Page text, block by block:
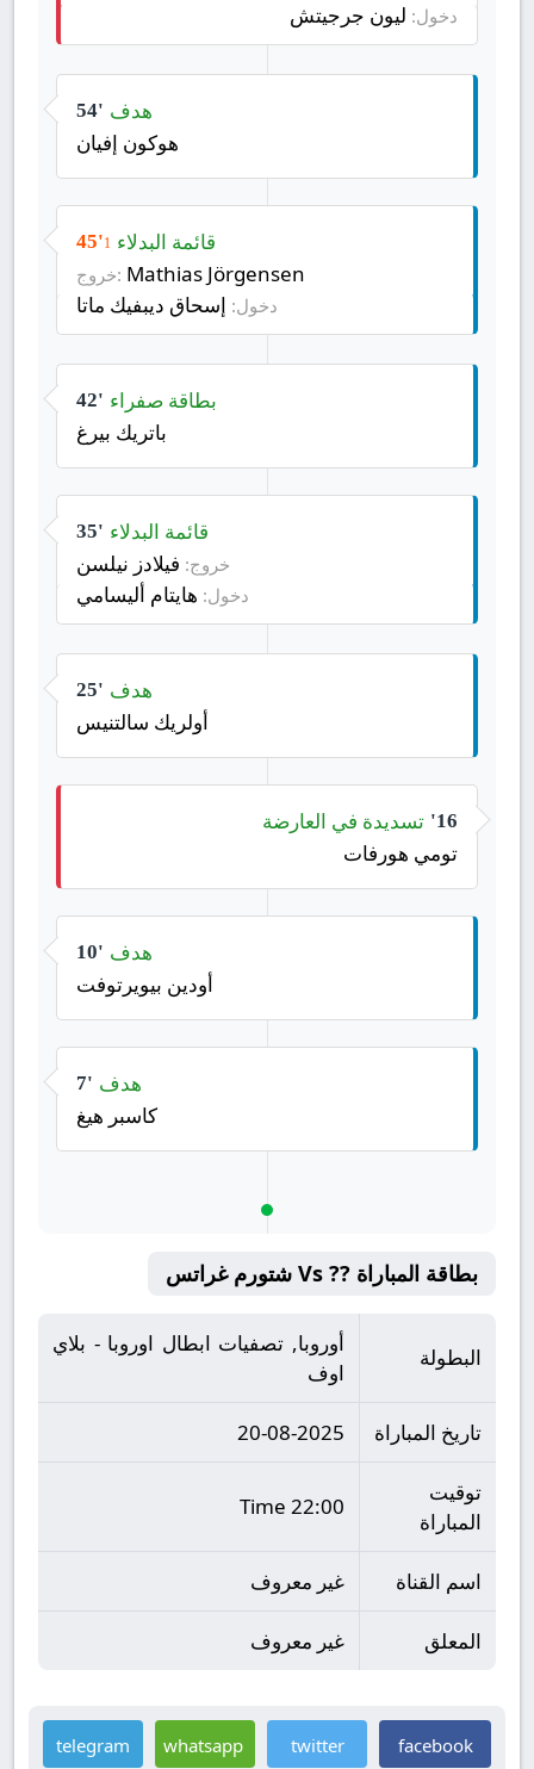
دخول: ليون جرجيتش
54' هدف
هوكون إفيان
45'1 قائمة البدلاء
خروج: Mathias Jörgensen
دخول: إسحاق ديبفيك ماتا
42' بطاقة صفراء
باتريك بيرغ
35' قائمة البدلاء
خروج: فيلادز نيلسن
دخول: هايتام أليسامي
25' هدف
أولريك سالتنيس
16' تسديدة في العارضة
تومي هورفات
10' هدف
أودين بيويرتوفت
7' هدف
كاسبر هيغ
بطاقة المباراة ?? Vs شتورم غراتس
البطولة
أوروبا, تصفيات ابطال اوروبا - بلاي
اوف
تاريخ المباراة 20-08-2025
توقيت
المباراة
22:00 Time
اسم القناة غير معروف
المعلق غير معروف
facebook
twitter
whatsapp
telegram